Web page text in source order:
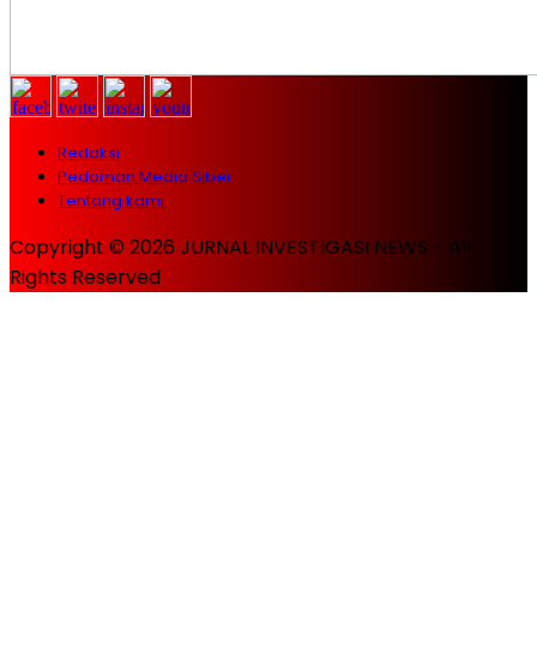
Redaksi
Pedoman Media Siber
Tentang kami
Copyright © 2026 JURNAL INVESTIGASI NEWS - All
Rights Reserved